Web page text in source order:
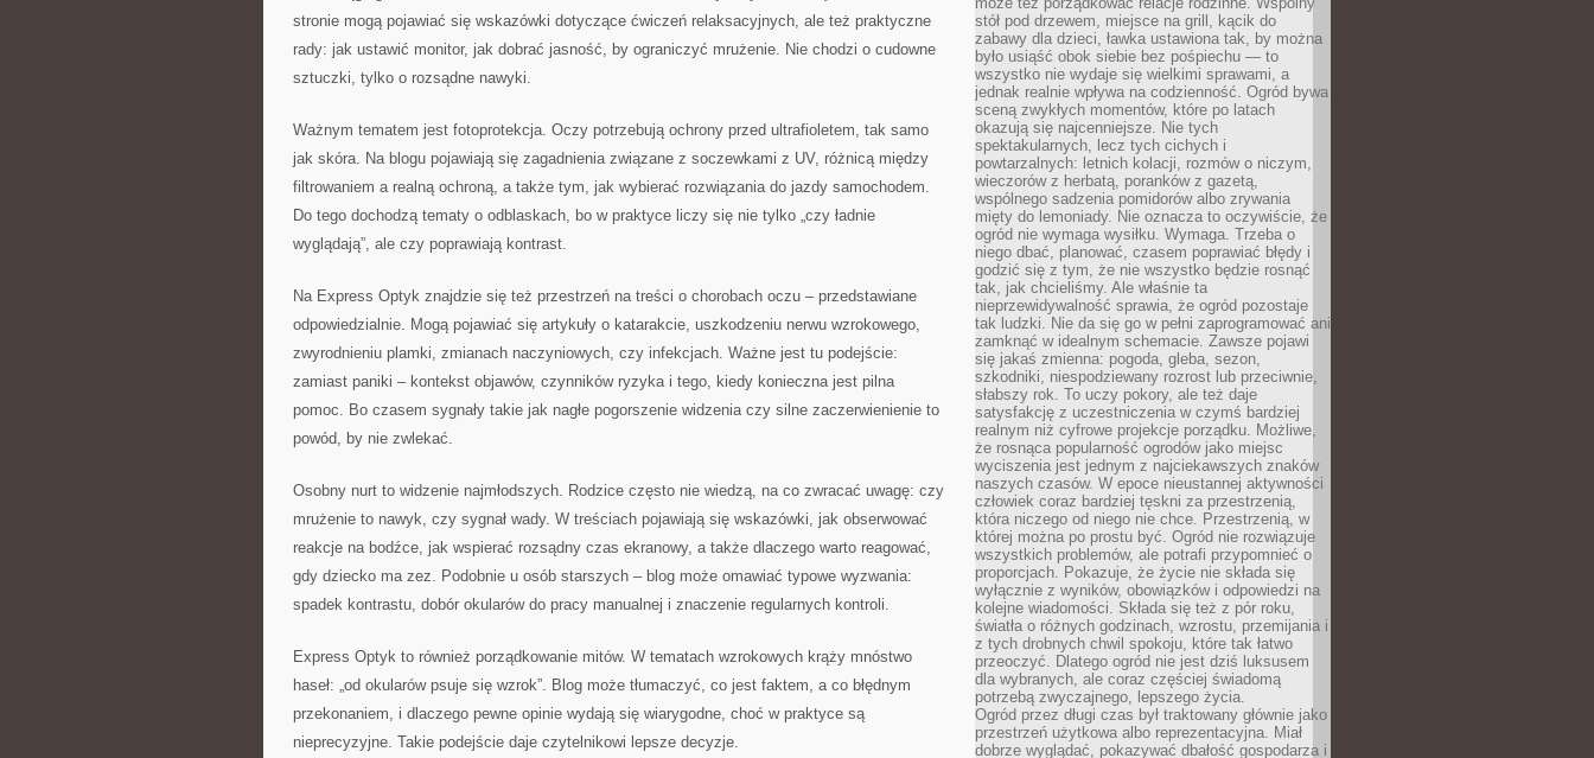
stronie mogą pojawiać się wskazówki dotyczące ćwiczeń relaksacyjnych, ale też praktyczne
rady: jak ustawić monitor, jak dobrać jasność, by ograniczyć mrużenie. Nie chodzi o cudowne
sztuczki, tylko o rozsądne nawyki.
Ważnym tematem jest fotoprotekcja. Oczy potrzebują ochrony przed ultrafioletem, tak samo
jak skóra. Na blogu pojawiają się zagadnienia związane z soczewkami z UV, różnicą między
filtrowaniem a realną ochroną, a także tym, jak wybierać rozwiązania do jazdy samochodem.
Do tego dochodzą tematy o odblaskach, bo w praktyce liczy się nie tylko „czy ładnie
wyglądają”, ale czy poprawiają kontrast.
Na Express Optyk znajdzie się też przestrzeń na treści o chorobach oczu – przedstawiane
odpowiedzialnie. Mogą pojawiać się artykuły o katarakcie, uszkodzeniu nerwu wzrokowego,
zwyrodnieniu plamki, zmianach naczyniowych, czy infekcjach. Ważne jest tu podejście:
zamiast paniki – kontekst objawów, czynników ryzyka i tego, kiedy konieczna jest pilna
pomoc. Bo czasem sygnały takie jak nagłe pogorszenie widzenia czy silne zaczerwienienie to
powód, by nie zwlekać.
Osobny nurt to widzenie najmłodszych. Rodzice często nie wiedzą, na co zwracać uwagę: czy
mrużenie to nawyk, czy sygnał wady. W treściach pojawiają się wskazówki, jak obserwować
reakcje na bodźce, jak wspierać rozsądny czas ekranowy, a także dlaczego warto reagować,
gdy dziecko ma zez. Podobnie u osób starszych – blog może omawiać typowe wyzwania:
spadek kontrastu, dobór okularów do pracy manualnej i znaczenie regularnych kontroli.
Express Optyk to również porządkowanie mitów. W tematach wzrokowych krąży mnóstwo
haseł: „od okularów psuje się wzrok”. Blog może tłumaczyć, co jest faktem, a co błędnym
przekonaniem, i dlaczego pewne opinie wydają się wiarygodne, choć w praktyce są
nieprecyzyjne. Takie podejście daje czytelnikowi lepsze decyzje.
stół pod drzewem, miejsce na grill, kącik do
zabawy dla dzieci, ławka ustawiona tak, by można
było usiąść obok siebie bez pośpiechu — to
wszystko nie wydaje się wielkimi sprawami, a
jednak realnie wpływa na codzienność. Ogród bywa
sceną zwykłych momentów, które po latach
okazują się najcenniejsze. Nie tych
spektakularnych, lecz tych cichych i
powtarzalnych: letnich kolacji, rozmów o niczym,
wieczorów z herbatą, poranków z gazetą,
wspólnego sadzenia pomidorów albo zrywania
mięty do lemoniady. Nie oznacza to oczywiście, że
ogród nie wymaga wysiłku. Wymaga. Trzeba o
niego dbać, planować, czasem poprawiać błędy i
godzić się z tym, że nie wszystko będzie rosnąć
tak, jak chcieliśmy. Ale właśnie ta
nieprzewidywalność sprawia, że ogród pozostaje
tak ludzki. Nie da się go w pełni zaprogramować ani
zamknąć w idealnym schemacie. Zawsze pojawi
się jakaś zmienna: pogoda, gleba, sezon,
szkodniki, niespodziewany rozrost lub przeciwnie,
słabszy rok. To uczy pokory, ale też daje
satysfakcję z uczestniczenia w czymś bardziej
realnym niż cyfrowe projekcje porządku. Możliwe,
że rosnąca popularność ogrodów jako miejsc
wyciszenia jest jednym z najciekawszych znaków
naszych czasów. W epoce nieustannej aktywności
człowiek coraz bardziej tęskni za przestrzenią,
która niczego od niego nie chce. Przestrzenią, w
której można po prostu być. Ogród nie rozwiązuje
wszystkich problemów, ale potrafi przypomnieć o
proporcjach. Pokazuje, że życie nie składa się
wyłącznie z wyników, obowiązków i odpowiedzi na
kolejne wiadomości. Składa się też z pór roku,
światła o różnych godzinach, wzrostu, przemijania i
z tych drobnych chwil spokoju, które tak łatwo
przeoczyć. Dlatego ogród nie jest dziś luksusem
dla wybranych, ale coraz częściej świadomą
potrzebą zwyczajnego, lepszego życia.
Ogród przez długi czas był traktowany głównie jako
przestrzeń użytkowa albo reprezentacyjna. Miał
dobrze wyglądać, pokazywać dbałość gospodarza i